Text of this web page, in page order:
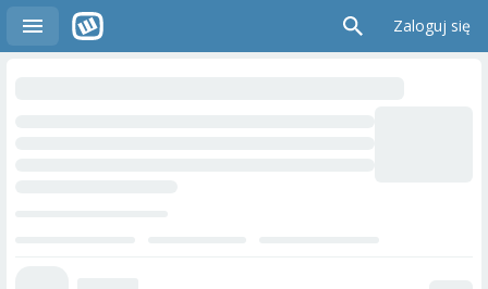
Zaloguj się